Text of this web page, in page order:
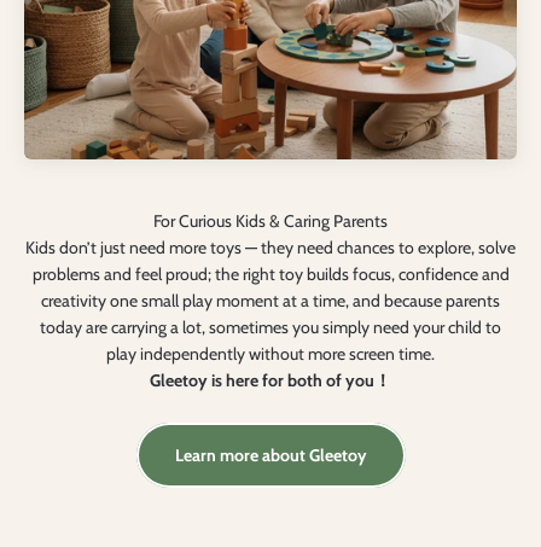
Kids don’t just need more toys — they need chances to explore, solve
problems and feel proud; the right toy builds focus, confidence and
creativity one small play moment at a time, and because parents
today are carrying a lot, sometimes you simply need your child to
play independently without more screen time.
Gleetoy is here for both of you！
Learn more about Gleetoy